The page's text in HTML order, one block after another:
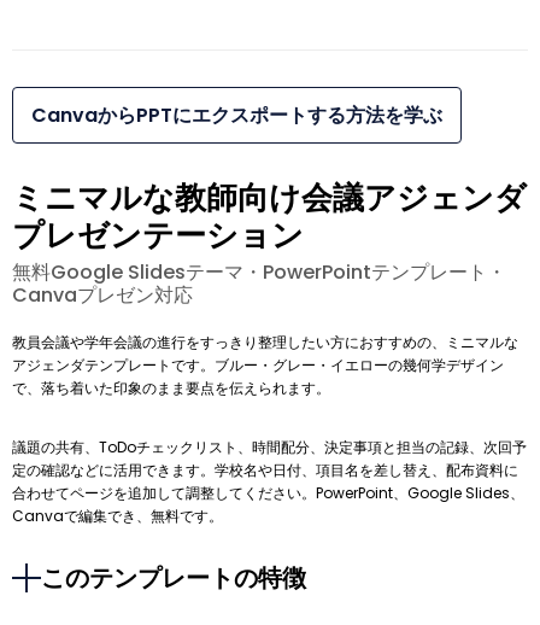
CanvaからPPTにエクスポートする方法を学ぶ
ミニマルな教師向け会議アジェンダ
プレゼンテーション
無料Google Slidesテーマ・PowerPointテンプレート・
Canvaプレゼン対応
教員会議や学年会議の進行をすっきり整理したい方におすすめの、ミニマルな
アジェンダテンプレートです。ブルー・グレー・イエローの幾何学デザイン
で、落ち着いた印象のまま要点を伝えられます。
議題の共有、ToDoチェックリスト、時間配分、決定事項と担当の記録、次回予
定の確認などに活用できます。学校名や日付、項目名を差し替え、配布資料に
合わせてページを追加して調整してください。PowerPoint、Google Slides、
Canvaで編集でき、無料です。
このテンプレートの特徴